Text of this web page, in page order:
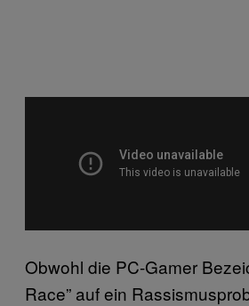
Obwohl die PC-Gamer
Race” auf ein